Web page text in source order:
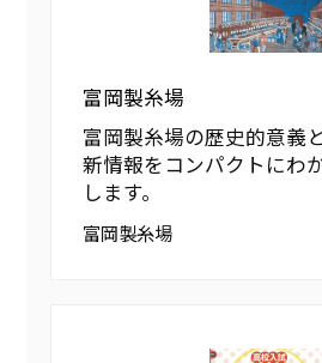
富岡製糸場
富岡製糸場の歴史的意義
新情報をコンパクトにわ
します。
富岡製糸場